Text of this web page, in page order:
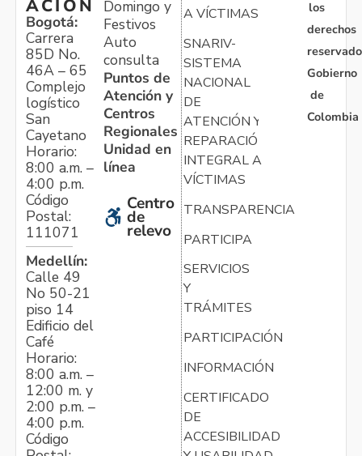
ACIÓN
Bogotá:
Carrera
85D No.
46A – 65
Complejo
logístico
San
Cayetano
Horario:
8:00 a.m. –
4:00 p.m.
Código
Postal:
111071
Medellín:
Calle 49
No 50-21
piso 14
Edificio del
Café
Horario:
8:00 a.m. –
12:00 m. y
2:00 p.m. –
4:00 p.m.
Código
Domingo y
Festivos
Auto
consulta
Puntos de
Atención y
Centros
Regionales
Unidad en
línea
Centro
de
relevo
A VÍCTIMAS
SNARIV-
SISTEMA
NACIONAL
DE
ATENCIÓN Y
REPARACIÓN
INTEGRAL A
VÍCTIMAS
TRANSPARENCIA
PARTICIPA
SERVICIOS
Y
TRÁMITES
PARTICIPACIÓN
INFORMACIÓN
CERTIFICADO
DE
ACCESIBILIDAD
los
derechos
Gobierno
de
Colombia